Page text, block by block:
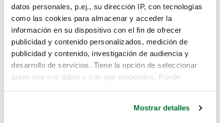
datos personales, p.ej., su dirección IP, con tecnologías
como las cookies para almacenar y acceder la
información en su dispositivo con el fin de ofrecer
publicidad y contenido personalizados, medición de
publicidad y contenido, investigación de audiencia y
desarrollo de servicios. Tiene la opción de seleccionar
quién usa sus datos y con qué propósitos. Puede
Mostrar detalles
Lo sentimos, no sabemos como
te hemos traido hasta aquí.
Pero puedes encontrar el coche que estás
buscando en alguno de estos enlaces: